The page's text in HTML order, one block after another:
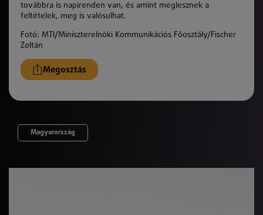
továbbra is napirenden van, és amint meglesznek a
feltételek, meg is valósulhat.
Fotó: MTI/Miniszterelnöki Kommunikációs Fõosztály/Fischer
Zoltán
Megosztás
Magyarország